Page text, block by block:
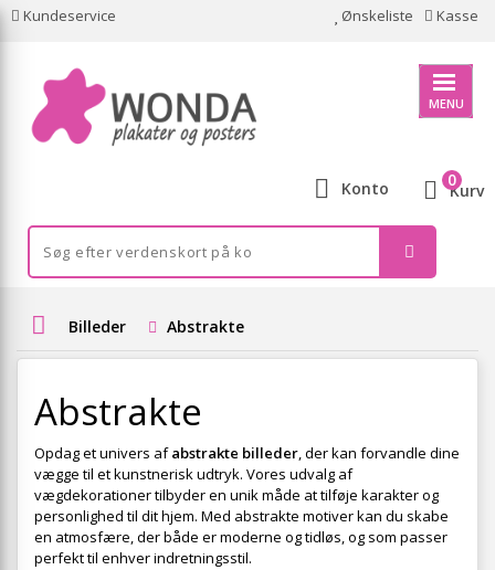
Kundeservice Ønskeliste Kasse
MENU
Konto Kurv
0
Billeder Abstrakte
Abstrakte
Opdag et univers afabstrakte billeder, der kan forvandle dine
vægge til et kunstnerisk udtryk. Vores udvalg af
vægdekorationer tilbyder en unik måde at tilføje karakter og
personlighed til dit hjem. Med abstrakte motiver kan du skabe
en atmosfære, der både er moderne og tidløs, og som passer
perfekt til enhver indretningsstil.